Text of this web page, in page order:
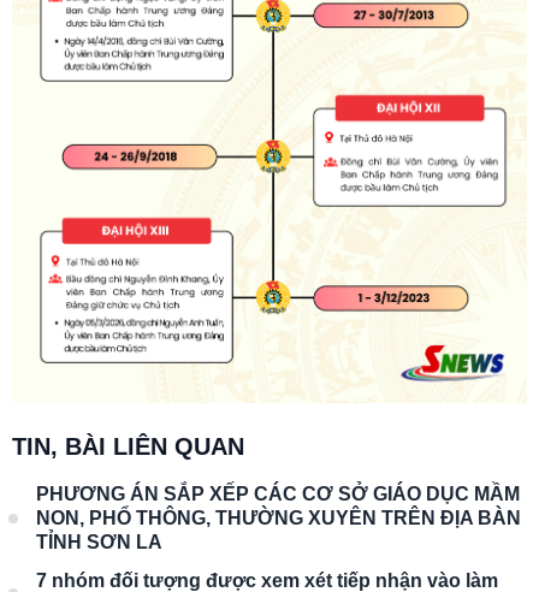
TIN, BÀI LIÊN QUAN
PHƯƠNG ÁN SẮP XẾP CÁC CƠ SỞ GIÁO DỤC MẦM
NON, PHỔ THÔNG, THƯỜNG XUYÊN TRÊN ĐỊA BÀN
TỈNH SƠN LA
7 nhóm đối tượng được xem xét tiếp nhận vào làm